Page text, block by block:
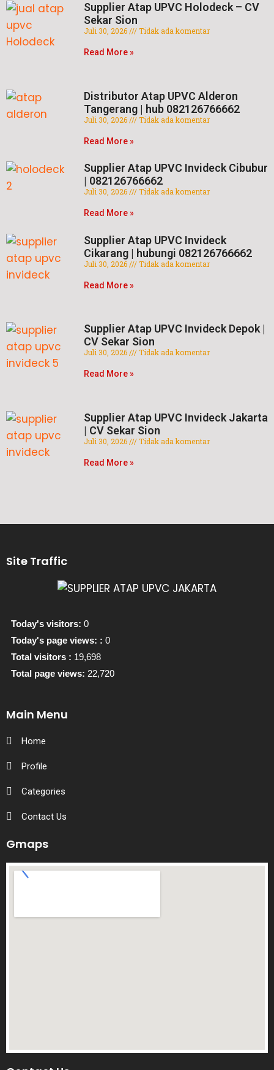
Supplier Atap UPVC Holodeck – CV
Sekar Sion
Juli 30, 2026 Tidak ada komentar
Read More »
Distributor Atap UPVC Alderon
Tangerang | hub 082126766662
Juli 30, 2026 Tidak ada komentar
Read More »
Supplier Atap UPVC Invideck Cibubur
| 082126766662
Juli 30, 2026 Tidak ada komentar
Read More »
Supplier Atap UPVC Invideck
Cikarang | hubungi 082126766662
Juli 30, 2026 Tidak ada komentar
Read More »
Supplier Atap UPVC Invideck Depok |
CV Sekar Sion
Juli 30, 2026 Tidak ada komentar
Read More »
Supplier Atap UPVC Invideck Jakarta
| CV Sekar Sion
Juli 30, 2026 Tidak ada komentar
Read More »
Site Traffic
Today's visitors: 0
Today's page views: : 0
Total visitors : 19,698
Total page views: 22,720
Main Menu
Home
Profile
Categories
Contact Us
Gmaps